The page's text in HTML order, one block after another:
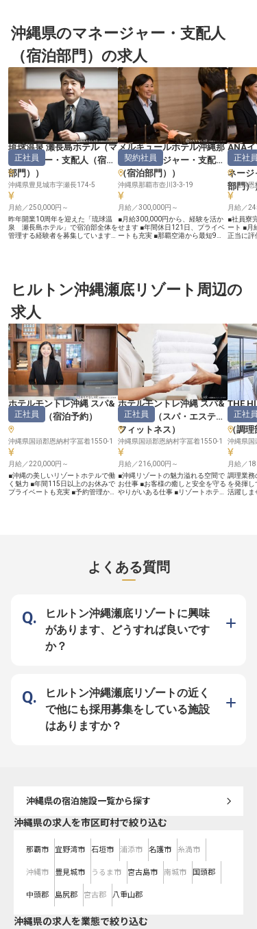
沖縄県のマネージャー・支配人
（宿泊部門）の求人
琉球温泉 瀬長島ホテル（マ
ネージャー・支配人（宿泊
部門）
）
正社員
沖縄県豊見城市字瀬長174-5
月給／250,000円～
昨年開業10周年を迎えた「琉球温
泉 瀬長島ホテル」で宿泊部全体を
管理する経験者を募集しています。
方は沖縄で新たな生活をスタートさ
せてみませんか。ホテルすぐ隣には
気観光スポット「ウミカジテラス」
もあります。※2023年6月27日時点
の情報です。
メルキュールホテル沖縄那
覇（マネージャー・支配人
（宿泊部門）
）
契約社員
沖縄県那覇市壺川3-3-19
月給／300,000円～
■月給300,000円から、経験を活か
せます ■年間休日121日、プライベ
ートも充実 ■那覇空港から最短9
供するため、あなたのホスピタリテ
ィを存分に発揮してください。 宿
ームと共に、温かいおもてなしの心
を大切にし、お客様の笑顔を最優先
に考えたサービスを追求していきま
しょう。 地域に根ざした施設とし
て、お客様との出会いを大切にして
います。 ーー【成長を支える環境
とキャリアアップの道】 宿泊部門
の運営管理からスタッフ育成まで、
幅広い業務を通じてマネジメントス
キルを磨ける環境です。 経験豊富
な方はもちろん、更なるキャリアア
ップを目指したい方も歓迎いたしま
す。 入社後6ヶ月の契約期間を経
て、正社員登用制度もございますの
で、安心して長期的なキャリアを築
くことが可能です。 チームワーク
を大切にし、互いに支え合いながら
成長できる職場で、あなたの可能性
を広げてください。
ANA
ル万
ネージ
部門）
正社員
沖縄県恩
月給／
■社員寮
ート ■月
正当に評
に残る
たちは、
験と知識
感動と安
いのあ
ホスピタ
きましょう。 ーー【キ
プと働き
統括部長
と戦略立
です。
ームマネ
テル全体
ださい
おり、
ら長く働
完備して
も安心。
の地で
※2026年
ヒルトン沖縄瀬底リゾート周辺の
求人
ホテルモントレ沖縄 スパ&
リゾート
（宿泊予約）
正社員
沖縄県国頭郡恩納村字冨着1550-1
月給／220,000円～
■沖縄の美しいリゾートホテルで働
く魅力 ■年間115日以上のお休みで
プライベートも充実 ■予約管理から
して、お客様との最初の接点となる
大切なポジションです！ 電話やメ
お願いします。リゾートホテルなら
ではの季節ごとの魅力をお伝えする
喜びを一緒に分かち合いましょう！
ーー【あなたの経験を活かせる成長
お休みがあり、ワークライフバラン
がら、お客様に最高のリゾート体験
を提供するやりがいのある仕事で
す。 あなたのホスピタリティマイ
ンドと経験を活かし、モントレブラ
ンドの一員として一緒に成長してい
きましょう！ ※2025年09月08日時
ホテルモントレ沖縄 スパ&
リゾート
（スパ・エステ・
フィットネス ）
正社員
沖縄県国頭郡恩納村字冨着1550-1
月給／216,000円～
■沖縄リゾートの魅力溢れる空間で
お仕事 ■お客様の癒しと安全を守る
やりがいある仕事 ■リゾートホテル
設は、リゾートステイの醍醐味。
お客様が安全に、そして心地よく過
ごせるよう、受付から施設巡回、プ
す！沖縄ならではのリゾート空間
で、お客様の素敵な思い出づくりに
貢献できるお仕事です！ ーー【チ
ームワークを大切に、スキルアップ
フト制で働きやすく、プライベート
との両立も可能！ホスピタリティマ
インドを磨きながら、リゾートホテ
ルならではの上質なサービスを一緒
に創り上げていきましょう！
THE
（調理
正社員
沖縄県国
月給／
調理業務
を発揮し
活躍しま
よくある質問
ヒルトン沖縄瀬底リゾートに興味
があります、どうすれば良いです
か？
ヒルトン沖縄瀬底リゾートの近く
で他にも採用募集をしている施設
はありますか？
沖縄県の宿泊施設一覧から探す
沖縄県の求人を市区町村で絞り込む
那覇市 宜野湾市 石垣市 浦添市 名護市 糸満市
沖縄市 豊見城市 うるま市 宮古島市 南城市 国頭郡
中頭郡 島尻郡 宮古郡 八重山郡
沖縄県の求人を業態で絞り込む